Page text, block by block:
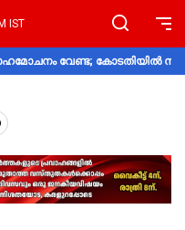
IST
വേണ്ട; കോടതിയിൽ